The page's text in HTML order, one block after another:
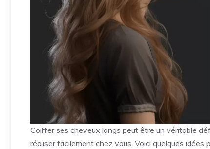
Coiffer ses cheveux longs peut être un véritable
réaliser facilement chez vous. Voici quelques idées